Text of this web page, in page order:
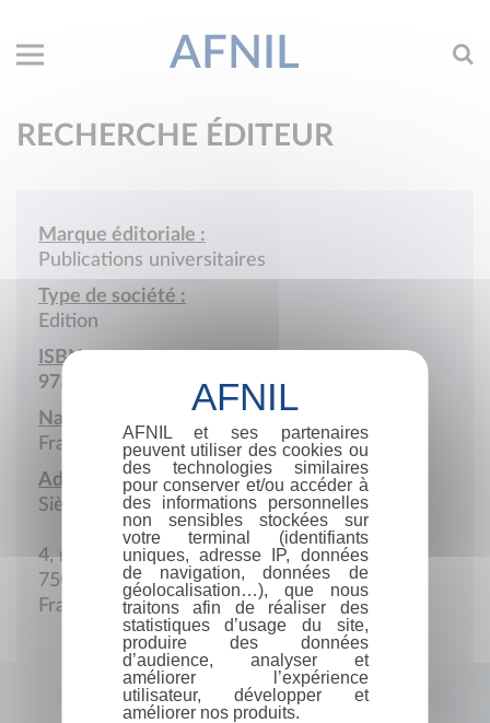
AFNIL
RECHERCHE ÉDITEUR
Marque éditoriale :
Publications universitaires
Type de société :
Edition
ISBN :
978-2-903949
Nationalité :
France
Adresse :
Siège social
4, rue Charlemagne
75004 Paris
France
AFNIL et ses partenaires
peuvent utiliser des cookies ou
des technologies similaires
pour conserver et/ou accéder à
des informations personnelles
non sensibles stockées sur
votre terminal (identifiants
uniques, adresse IP, données
de navigation, données de
géolocalisation…), que nous
traitons afin de réaliser des
statistiques d’usage du site,
produire des données
d’audience, analyser et
améliorer l’expérience
utilisateur, développer et
améliorer nos produits.